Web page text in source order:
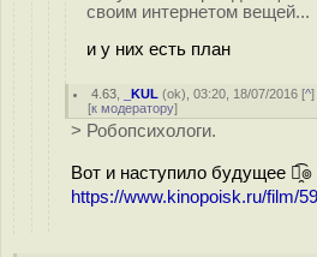
своим интернетом вещей...
и у них есть план
4.63 _KUL (ok), 03:20, 18/07/2016 [^]
[к модератору]
> Робопсихологи.
Вот и наступило будущее ๏̯͡๏
https://www.kinopoisk.ru/film/